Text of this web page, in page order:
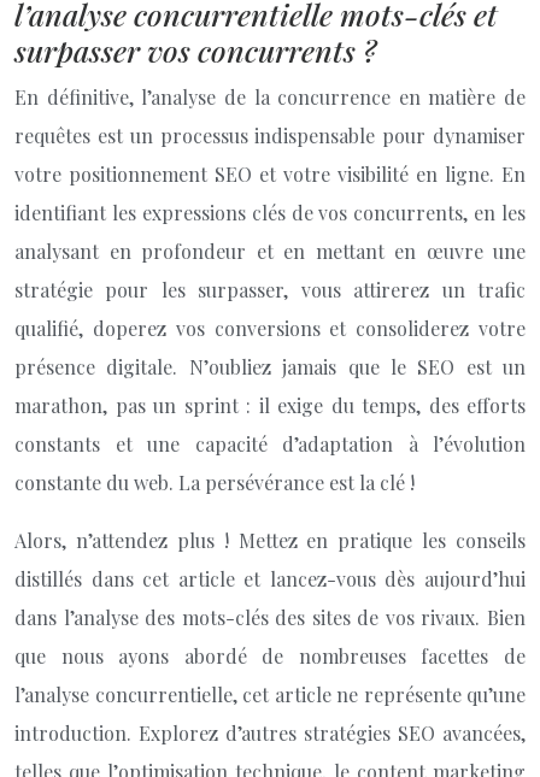
l’analyse concurrentielle mots-clés et
surpasser vos concurrents ?
En définitive, l’analyse de la concurrence en matière de
requêtes est un processus indispensable pour dynamiser
votre positionnement SEO et votre visibilité en ligne. En
identifiant les expressions clés de vos concurrents, en les
analysant en profondeur et en mettant en œuvre une
stratégie pour les surpasser, vous attirerez un trafic
qualifié, doperez vos conversions et consoliderez votre
présence digitale. N’oubliez jamais que le SEO est un
marathon, pas un sprint : il exige du temps, des efforts
constants et une capacité d’adaptation à l’évolution
constante du web. La persévérance est la clé !
Alors, n’attendez plus ! Mettez en pratique les conseils
distillés dans cet article et lancez-vous dès aujourd’hui
dans l’analyse des mots-clés des sites de vos rivaux. Bien
que nous ayons abordé de nombreuses facettes de
l’analyse concurrentielle, cet article ne représente qu’une
introduction. Explorez d’autres stratégies SEO avancées,
telles que l’optimisation technique, le content marketing